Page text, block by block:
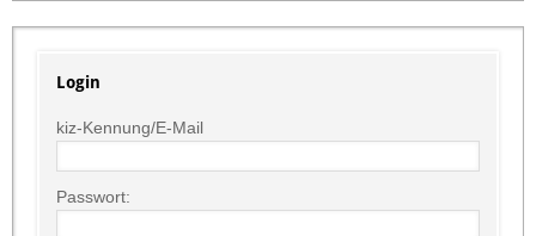
Login
kiz-Kennung/E-Mail
Passwort: